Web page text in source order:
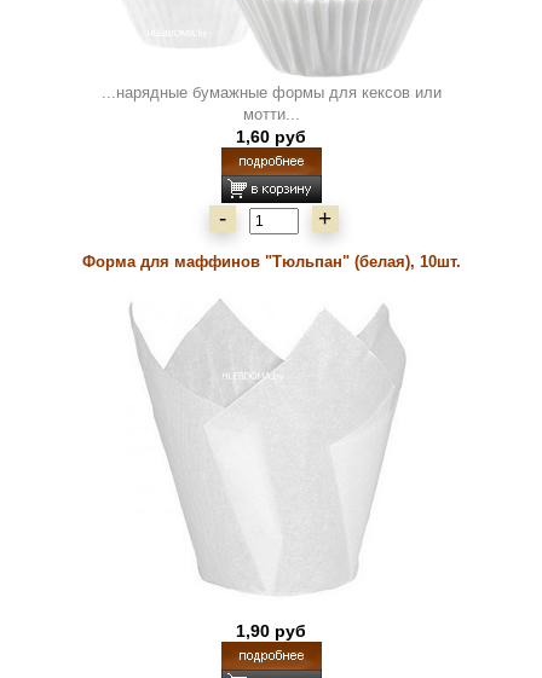
...нарядные бумажные формы для кексов или
мотти...
1,60 руб
- +
Форма для маффинов "Тюльпан" (белая), 10шт.
1,90 руб